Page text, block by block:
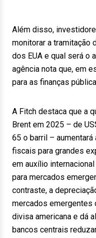
Além disso,
monitorar a tramitação
dos EUA e qual será o
agência nota que, em
para as finanças
A Fitch destaca que a
Brent em 2025 – de
65 o barril –
fiscais para grandes
em auxílio
para mercados
contraste, a
mercados emergentes
divisa americana e dá
bancos centrais